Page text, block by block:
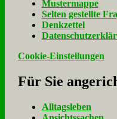
Mu­ster­map­pe
Sel­ten ge­stell­te
Denk­zet­tel
Cookie-Einstellungen
Für Sie
Alltagsleben